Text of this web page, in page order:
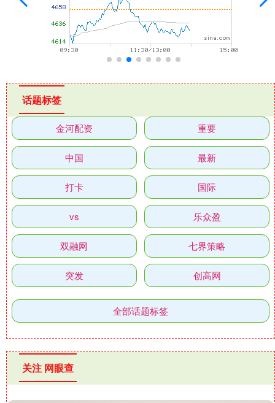
话题标签
金河配资 重要
中国 最新
打卡 国际
vs 乐众盈
双融网 七界策略
突发 创高网
全部话题标签
关注 网眼查